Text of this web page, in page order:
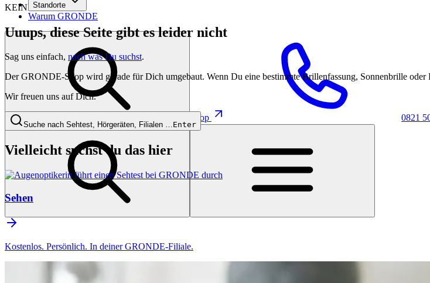
Standorte
Warum GRONDE
Shop 0821
KEINE SORGE!
Uuups, diese Seite gibt es leider nicht
Sag uns einfach, nach was Du suchst.
Der GRONDE-Shop wird gerade für Dich umgebaut. Wenn Du eine bestimmte Brillenfassung, Sonnenbrille oder
Wir freuen uns auf Dich.
Suche nach Sehtest, Hörgeräten, Filialen …Enter
Vielleicht suchst du das hier
Sehen
Kostenlos. Persönlich. In deiner GRONDE-Filiale.